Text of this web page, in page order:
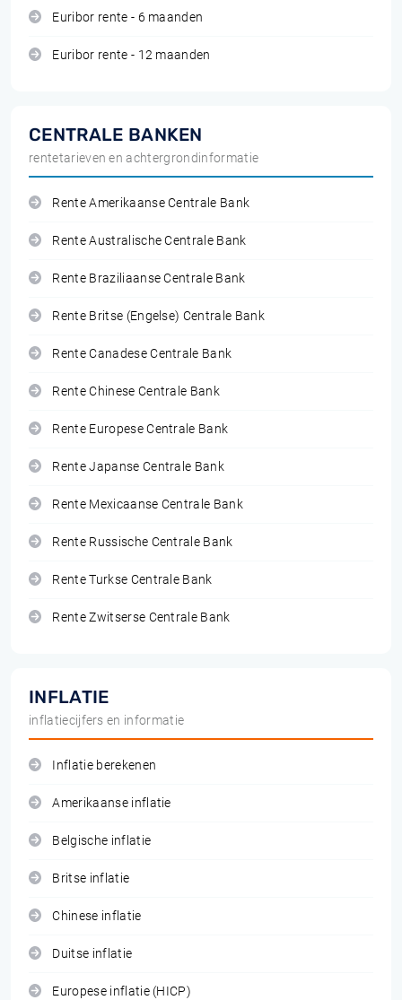
Euribor rente - 6 maanden
Euribor rente - 12 maanden
CENTRALE BANKEN
rentetarieven en achtergrondinformatie
Rente Amerikaanse Centrale Bank
Rente Australische Centrale Bank
Rente Braziliaanse Centrale Bank
Rente Britse (Engelse) Centrale Bank
Rente Canadese Centrale Bank
Rente Chinese Centrale Bank
Rente Europese Centrale Bank
Rente Japanse Centrale Bank
Rente Mexicaanse Centrale Bank
Rente Russische Centrale Bank
Rente Turkse Centrale Bank
Rente Zwitserse Centrale Bank
INFLATIE
inflatiecijfers en informatie
Inflatie berekenen
Amerikaanse inflatie
Belgische inflatie
Britse inflatie
Chinese inflatie
Duitse inflatie
Europese inflatie (HICP)